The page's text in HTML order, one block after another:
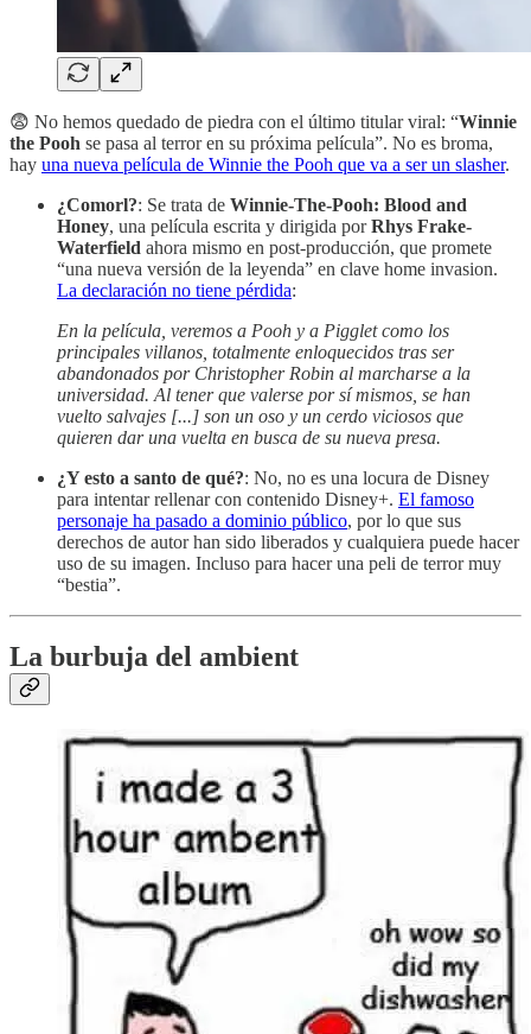
😨 No hemos quedado de piedra con el último titular viral: “Winnie
the Pooh se pasa al terror en su próxima película”. No es broma,
hay una nueva película de Winnie the Pooh que va a ser un slasher.
¿Comorl?: Se trata de Winnie-The-Pooh: Blood and
Honey, una película escrita y dirigida porRhys Frake-
Waterfield ahora mismo en post-producción, que promete
“una nueva versión de la leyenda” en clave home invasion.
La declaración no tiene pérdida:
En la película, veremos a Pooh y a Pigglet como los
principales villanos, totalmente enloquecidos tras ser
abandonados por Christopher Robin al marcharse a la
universidad. Al tener que valerse por sí mismos, se han
vuelto salvajes [...] son un oso y un cerdo viciosos que
quieren dar una vuelta en busca de su nueva presa.
¿Y esto a santo de qué?: No, no es una locura de Disney
para intentar rellenar con contenido Disney+. El famoso
personaje ha pasado a dominio público, por lo que sus
derechos de autor han sido liberados y cualquiera puede hacer
uso de su imagen. Incluso para hacer una peli de terror muy
“bestia”.
La burbuja del ambient